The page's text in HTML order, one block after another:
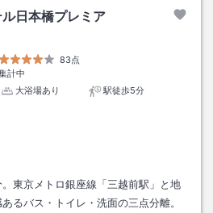
日本橋プレミア
83点
計中
大浴場あり
駅徒歩5分
東京メトロ銀座線「三越前駅」と地
るバス・トイレ・洗面の三点分離。